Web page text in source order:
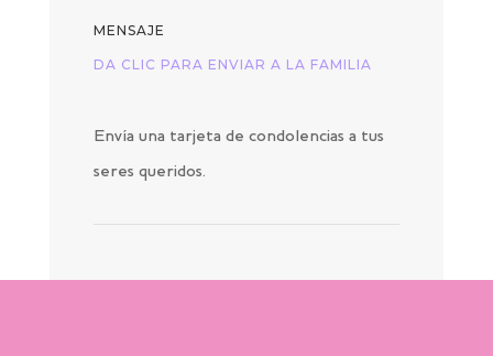
MENSAJE
DA CLIC PARA ENVIAR A LA FAMILIA
Envía una tarjeta de condolencias a tus
seres queridos.